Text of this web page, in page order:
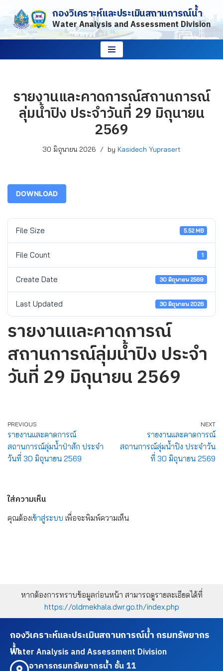
Skip
to
กองวิเคราะห์และประเมินสถานการณ์น้ำ
Water Analysis and Assessment Division
รายงานและคาดการณ์สถานการณ์
ลุ่มน้ำปิง ประจำวันที่ 29 มิถุนายน
2569
30 มิถุนายน 2026 by Kasidech Yuprasert
DOWNLOAD
File Size 5.52 MB
File Count 1
Create Date 30 มิถุนายน 2569
Last Updated 30 มิถุนายน 2026
รายงานและคาดการณ์
สถานการณ์ลุ่มน้ำปิง ประจำ
วันที่ 29 มิถุนายน 2569
PREVIOUS
รายงานและคาดการณ์
สถานการณ์ลุ่มน้ำป่าสัก ประจำ
วันที่ 30 มิถุนายน 2569
NEXT
รายงานและคาดการณ์
สถานการณ์ลุ่มน้ำปิง ประจำวัน
ที่ 30 มิถุนายน 2569
ใส่ความเห็น
คุณต้องเข้าสู่ระบบ เพื่อจะพิมพ์ความเห็น
หากต้องการทราบข้อมูลก่อนหน้า สามารถดูรายละเอียดได้ที่
https://oldmekhala.dwr.go.th/index.php
กองวิเคราะห์และประเมินสถานการณ์น้ำ กรมทรัพยากร
น้ำ
Water Analysis and Assessment Division
อาคารกรมทรัพยากรน้ำ ชั้น 11